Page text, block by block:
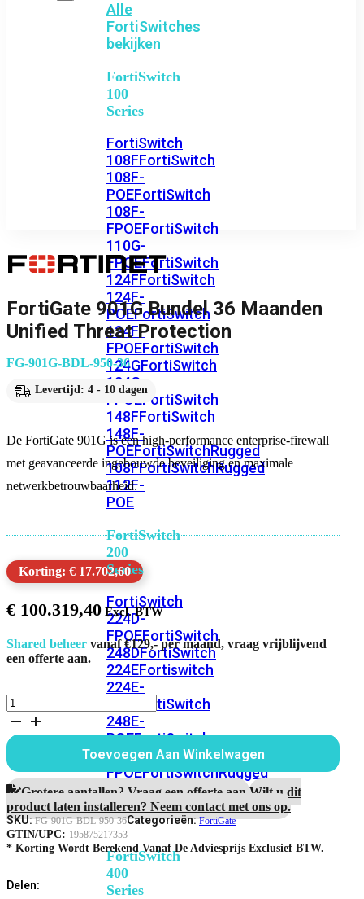
Alle
FortiSwitches
bekijken
FortiSwitch
100
Series
FortiSwitch
108FFortiSwitch
108F-
POEFortiSwitch
108F-
FPOEFortiSwitch
110G-
FPOEFortiSwitch
124FFortiSwitch
124F-
POEFortiSwitch
124F-
FPOEFortiSwitch
124GFortiSwitch
124G-
FPOEFortiSwitch
148FFortiSwitch
148F-
POEFortiSwitchRugged
108FFortiSwitchRugged
112F-
POE
FortiSwitch
200
Series
FortiSwitch
224D-
FPOEFortiSwitch
248DFortiSwitch
224EFortiswitch
224E-
FortiSwitch
248E-
POEFortiSwitch
248E-
FPOEFortiSwitchRugged
216F-
POE
FortiSwitch
400
Series
FortiGate 901G Bundel 36 Maanden
Unified Threat Protection
FG-901G-BDL-950-36
Levertijd: 4 - 10 dagen
De FortiGate 901G is een high-performance enterprise-firewall
met geavanceerde ingebouwde beveiliging en maximale
netwerkbetrouwbaarheid.
Korting: € 17.702,60
€ 100.319,40
Shared beheer vanaf €129,- per maand, vraag vrijblijvend
een offerte aan.
FortiGate
901G
Bundel
36
Maanden
Unified
Threat
Protection
aantal
Toevoegen Aan Winkelwagen
Grotere aantallen? Vraag een offerte aan.Wilt u dit
product laten installeren? Neem contact met ons op.
SKU:FG-901G-BDL-950-36Categorieën:FortiGate
GTIN/UPC: 195875217353
* Korting Wordt Berekend Vanaf De Adviesprijs Exclusief BTW.
Delen: